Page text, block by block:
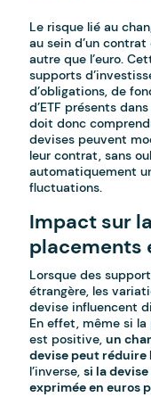
Le risque lié au
au sein d’un
autre que l’euro.
supports
d’obligations, de
d’ETF présents
doit donc
devises peuvent
leur contrat, sans
automatiquement
fluctuations.
Impact sur
placements
Lorsque des
étrangère, les
devise influencent
En effet, même si
est positive,un
devise peut
l’inverse,si la
exprimée en euros